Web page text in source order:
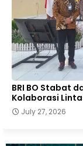
BRI BO Stabat
Kolaborasi
July 27, 2026